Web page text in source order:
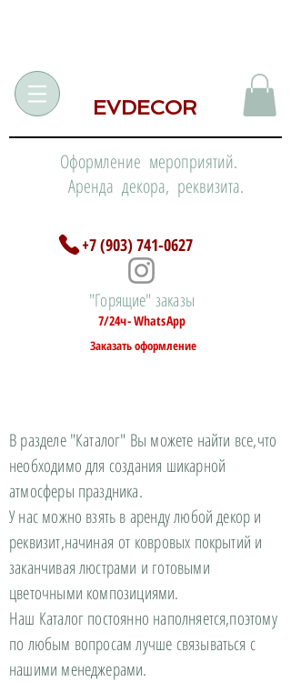
EVDECOR
Оформление мероприятий.
Аренда декора, реквизита.
+7 (903) 741-0627
"Горящие" заказы
7/24ч- WhatsApp
Заказать оформление
В разделе "Каталог" Вы можете найти все,что
необходимо для создания шикарной
атмосферы праздника.
У нас можно взять в аренду любой декор и
реквизит,начиная от ковровых покрытий и
заканчивая люстрами и готовыми
цветочными композициями.
Наш Каталог постоянно наполняется,поэтому
по любым вопросам лучше связываться с
нашими менеджерами.